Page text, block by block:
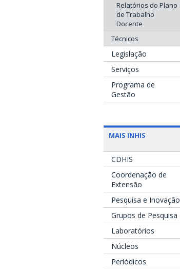
Relatórios do Plano
de Trabalho
Docente
Técnicos
Legislação
Serviços
Programa de
Gestão
MAIS INHIS
CDHIS
Coordenação de
Extensão
Pesquisa e Inovação
Grupos de Pesquisa
Laboratórios
Núcleos
Periódicos